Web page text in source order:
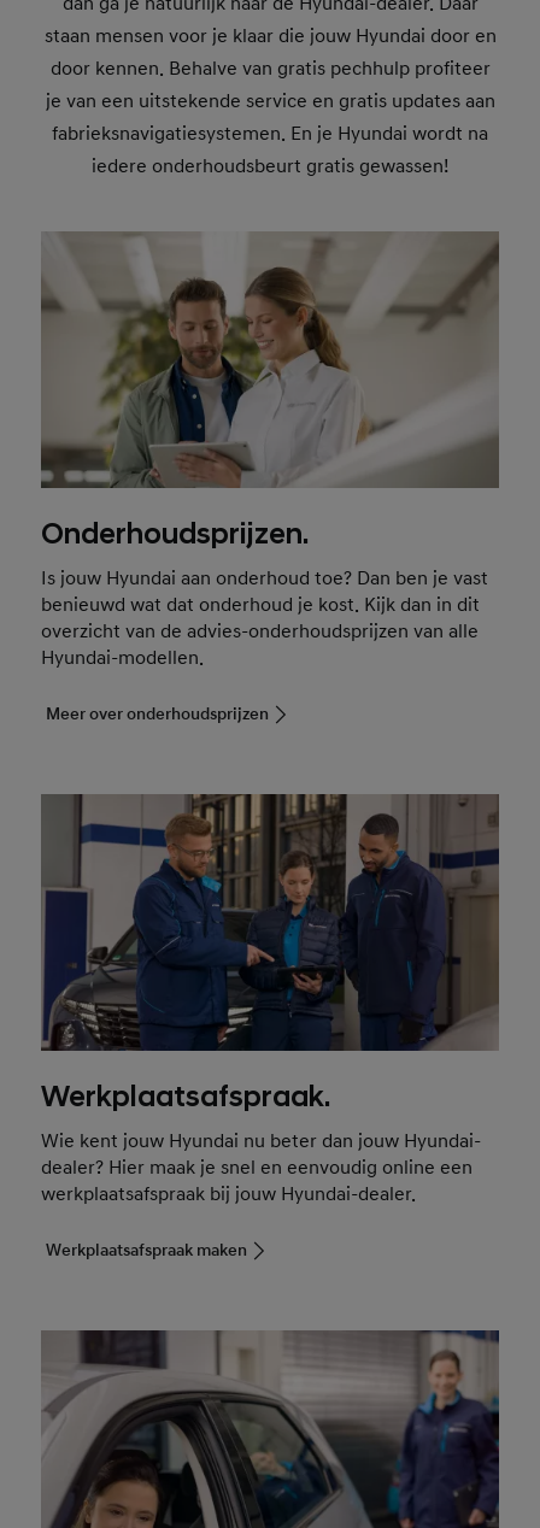
staan mensen voor je klaar die jouw Hyundai door en
door kennen. Behalve van gratis pechhulp profiteer
je van een uitstekende service en gratis updates aan
fabrieksnavigatiesystemen. En je Hyundai wordt na
iedere onderhoudsbeurt gratis gewassen!
Onderhoudsprijzen.
Is jouw Hyundai aan onderhoud toe? Dan ben je vast
benieuwd wat dat onderhoud je kost. Kijk dan in dit
overzicht van de advies-onderhoudsprijzen van alle
Hyundai-modellen.
Meer over onderhoudsprijzen
Werkplaatsafspraak.
Wie kent jouw Hyundai nu beter dan jouw Hyundai-
dealer? Hier maak je snel en eenvoudig online een
werkplaatsafspraak bij jouw Hyundai-dealer.
Werkplaatsafspraak maken